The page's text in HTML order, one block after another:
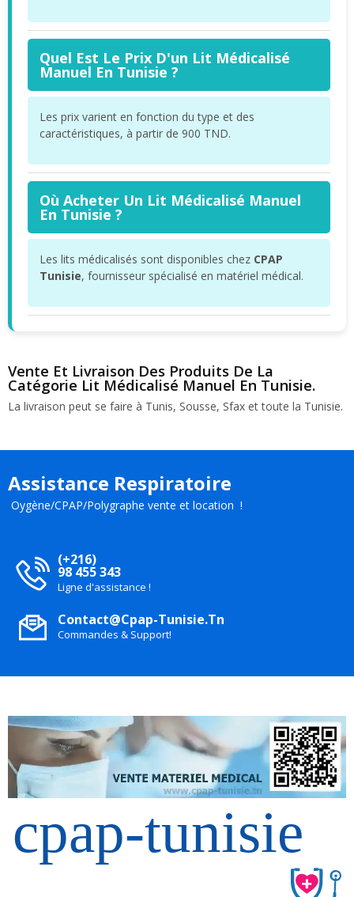
Quel Est Le Prix D'un Lit Médicalisé
Manuel En Tunisie ?
Les prix varient en fonction du type et des
caractéristiques, à partir de 900 TND.
Où Acheter Un Lit Médicalisé Manuel
En Tunisie ?
Les lits médicalisés sont disponibles chez CPAP
Tunisie, fournisseur spécialisé en matériel médical.
Vente Et Livraison Des Produits De La
Catégorie Lit Médicalisé Manuel En Tunisie.
La livraison peut se faire à Tunis, Sousse, Sfax et toute la Tunisie.
Assistance Respiratoire
Oygène/CPAP/Polygraphe vente et location !
(+216)
98 455 343
Ligne d'assistance !
Contact@cpap-Tunisie.tn
Commandes & Support!